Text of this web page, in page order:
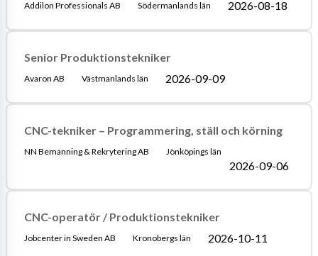
Addilon Professionals AB Södermanlands län 2026-08-18
Senior Produktionstekniker
Avaron AB Västmanlands län 2026-09-09
CNC-tekniker – Programmering, ställ och körning
NN Bemanning & Rekrytering AB Jönköpings län
2026-09-06
CNC-operatör / Produktionstekniker
Jobcenter in Sweden AB Kronobergs län 2026-10-11